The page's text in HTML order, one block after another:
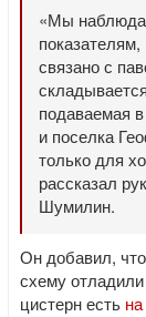
«Мы
связано с
подаваемая
и поселка
только для
рассказал
Шумилин.
Он добавил,
схему
цистерн есть